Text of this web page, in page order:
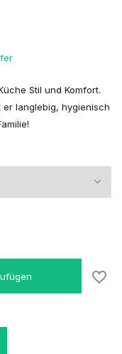
Stil und Komfort.
er langlebig, hygienisch